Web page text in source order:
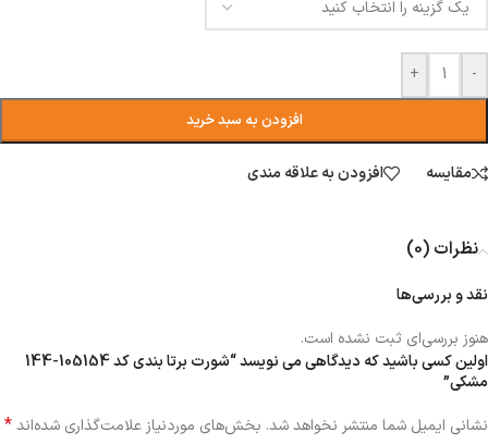
-
+
افزودن به سبد خرید
مقایسه افزودن به علاقه مندی
نظرات (0)
نقد و بررسی‌ها
هنوز بررسی‌ای ثبت نشده است.
اولین کسی باشید که دیدگاهی می نویسد “شورت برتا بندی کد 105154-144
مشکی”
نشانی ایمیل شما منتشر نخواهد شد. بخش‌های موردنیاز علامت‌گذاری شده‌اند*